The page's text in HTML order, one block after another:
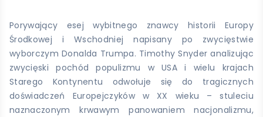
Porywający esej wybitnego znawcy historii Europy
Środkowej i Wschodniej napisany po zwycięstwie
wyborczym Donalda Trumpa. Timothy Snyder analizując
zwycięski pochód populizmu w USA i wielu krajach
Starego Kontynentu odwołuje się do tragicznych
doświadczeń Europejczyków w XX wieku – stuleciu
naznaczonym krwawym panowaniem nacjonalizmu,